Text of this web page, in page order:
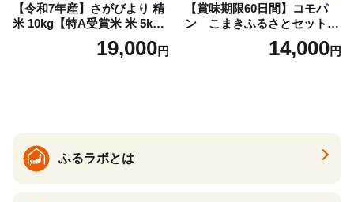
【令和7年産】さがびより 精
米 10kg【特A受賞米 米 5kg×
2袋 お米 コメ こめ 国産 美味
しい ブランド米 人気 ランキ
19,000円
【賞味期限60日間】コモパ
ン こまきふるさとセット
（24個入り）／災害用備蓄
保存食 非常食 防災グッズに
14,000円
ふるラボとは